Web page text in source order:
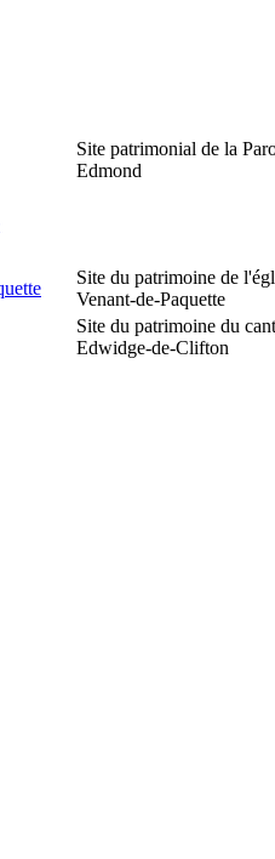
Site patrimonial de la
Edmond
Site du patrimoine de
Venant-de-Paquette
Site du patrimoine du
Edwidge-de-Clifton